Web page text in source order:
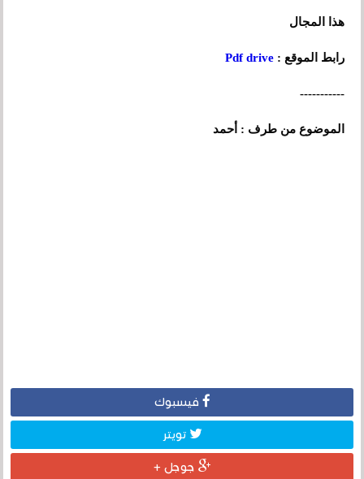
هذا المجال
رابط الموقع :Pdf drive
-----------
الموضوع من طرف : أحمد
فيسبوك
تويتر
جوجل +